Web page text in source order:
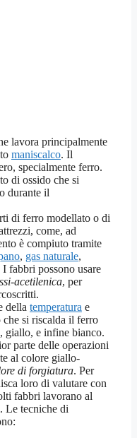
lavora principalmente
maniscalco. Il
specialmente ferro.
di ossido che si
durante il
di ferro modellato o di
come, ad
è compiuto tramite
, gas naturale,
I fabbri possono usare
acetilenica, per
della temperatura e
si riscalda il ferro
giallo, e infine bianco.
parte delle operazioni
al colore giallo-
di forgiatura. Per
loro di valutare con
fabbri lavorano al
Le tecniche di